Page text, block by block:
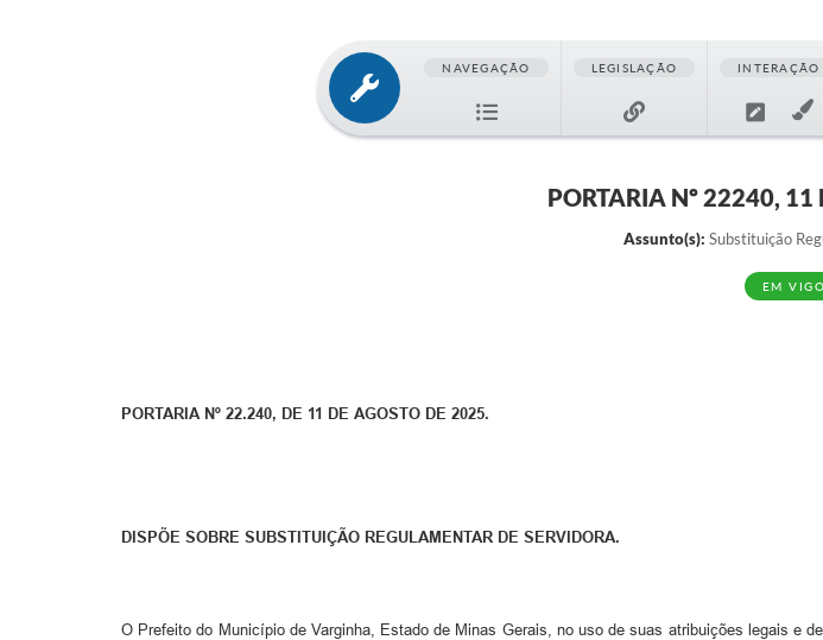
NAVEGAÇÃO LEGISLAÇÃO INTERAÇÃO
PORTARIA Nº 22240, 11
Assunto(s): Substituição
EM
PORTARIA Nº 22.240, DE 11 DE AGOSTO DE 2025.
DISPÕE SOBRE SUBSTITUIÇÃO REGULAMENTAR DE SERVIDORA.
O Prefeito do Município de Varginha, Estado de Minas Gerais, no uso de suas atribuições legais e